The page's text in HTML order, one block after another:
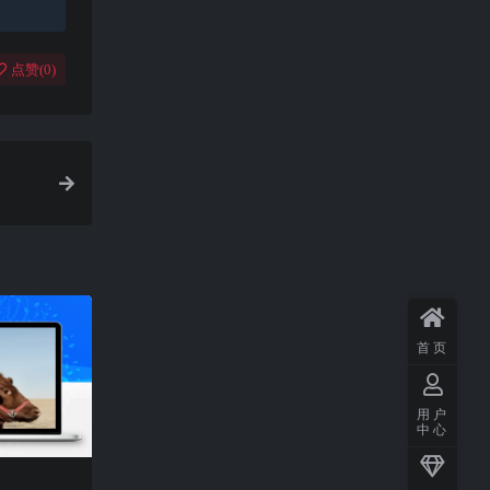
点赞(0)
首页
用户
中心